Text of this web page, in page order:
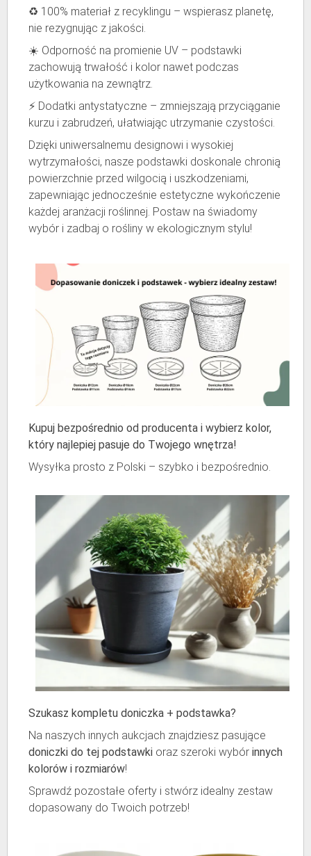
♻️ 100% materiał z recyklingu – wspierasz planetę,
nie rezygnując z jakości.
☀️ Odporność na promienie UV – podstawki
zachowują trwałość i kolor nawet podczas
użytkowania na zewnątrz.
⚡ Dodatki antystatyczne – zmniejszają przyciąganie
kurzu i zabrudzeń, ułatwiając utrzymanie czystości.
Dzięki uniwersalnemu designowi i wysokiej
wytrzymałości, nasze podstawki doskonale chronią
powierzchnie przed wilgocią i uszkodzeniami,
zapewniając jednocześnie estetyczne wykończenie
każdej aranżacji roślinnej. Postaw na świadomy
wybór i zadbaj o rośliny w ekologicznym stylu!
Kupuj bezpośrednio od producenta i wybierz kolor,
który najlepiej pasuje do Twojego wnętrza!
Wysyłka prosto z Polski – szybko i bezpośrednio.
Szukasz kompletu doniczka + podstawka?
Na naszych innych aukcjach znajdziesz pasujące
doniczki do tej podstawki oraz szeroki wybór innych
kolorów i rozmiarów!
Sprawdź pozostałe oferty i stwórz idealny zestaw
dopasowany do Twoich potrzeb!